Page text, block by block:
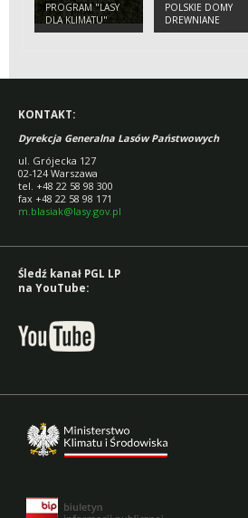
PROGRAM "LASY
DLA KLIMATU"
POLSKIE DOMY
DREWNIANE
KONTAKT:
Dyrekcja Generalna Lasów Państwowych
ul. Grójecka 127
02-124 Warszawa
tel. +48 22 58 98 300
fax +48 22 58 98 171
m.blasiak@lasy.gov.pl
Śledź kanał PGL LP
na YouTube: